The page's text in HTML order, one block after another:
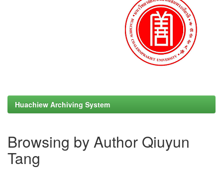
Huachiew Archiving System
Browsing by Author Qiuyun
Tang